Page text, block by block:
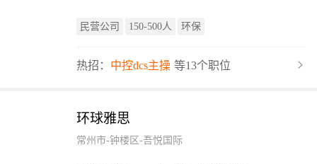
民营公司 150-500人 环保
热招： 中控dcs主操 等13个职位
环球雅思
常州市-钟楼区-吾悦国际